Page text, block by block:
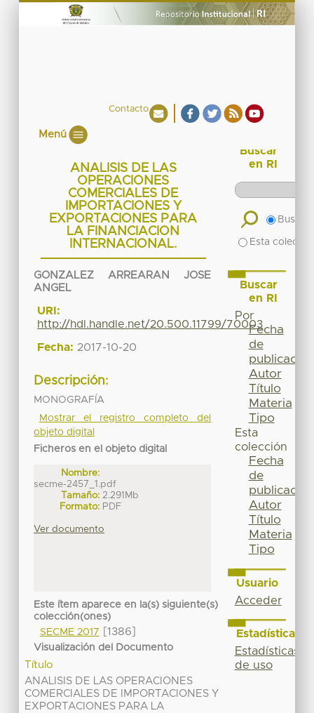
Contacto
Menú
ANALISIS DE LAS
OPERACIONES
COMERCIALES DE
IMPORTACIONES Y
EXPORTACIONES PARA
LA FINANCIACION
INTERNACIONAL.
GONZALEZ ARREARAN JOSE
ANGEL
URI:
http://hdl.handle.net/20.500.11799/70003
Fecha: 2017-10-20
Descripción:
MONOGRAFÍA
Mostrar el registro completo del
objeto digital
Ficheros en el objeto digital
Nombre:
secme-2457_1.pdf
Tamaño: 2.291Mb
Formato: PDF
Ver documento
Este ítem aparece en la(s) siguiente(s)
colección(ones)
SECME 2017
[1386]
Visualización del Documento
Título
ANALISIS DE LAS OPERACIONES
COMERCIALES DE IMPORTACIONES Y
EXPORTACIONES PARA LA
Buscar
en RI
Buscar
Esta
Buscar
en RI
Por
Fecha
de
publicación
Autor
Título
Materia
Tipo
Esta
colección
Fecha
de
publicación
Autor
Título
Materia
Tipo
Usuario
Acceder
Estadísticas
Estadísticas
de uso